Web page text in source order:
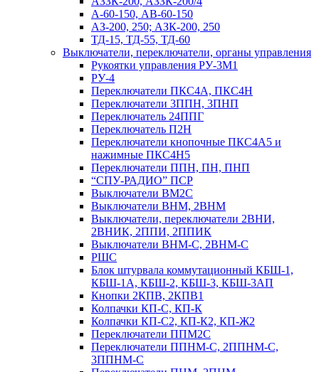
А-60-150, АВ-60-150
АЗ-200, 250; АЗК-200, 250
ТД-15, ТД-55, ТД-60
Выключатели, переключатели, органы управления
Рукоятки управления РУ-3М1
РУ-4
Переключатели ПКС4А, ПКС4Н
Переключатели 3ППН, 3ПНП
Переключатель 24ППГ
Переключатель П2Н
Переключатели кнопочные ПКС4А5 и
нажимные ПКС4Н5
Переключатели ППН, ПН, ПНП
“СПУ-РАДИО” ПСР
Выключатели ВМ2С
Выключатели ВНМ, 2ВНМ
Выключатели, переключатели 2ВНИ,
2ВНИК, 2ППИ, 2ППИК
Выключатели ВНМ-С, 2ВНМ-С
РШС
Блок штурвала коммутационный КБШ-1,
КБШ-1А, КБШ-2, КБШ-3, КБШ-3АП
Кнопки 2КПВ, 2КПВ1
Колпачки КП-С, КП-К
Колпачки КП-С2, КП-К2, КП-Ж2
Переключатели ППМ2С
Переключатели ППНМ-С, 2ППНМ-С,
3ППНМ-С